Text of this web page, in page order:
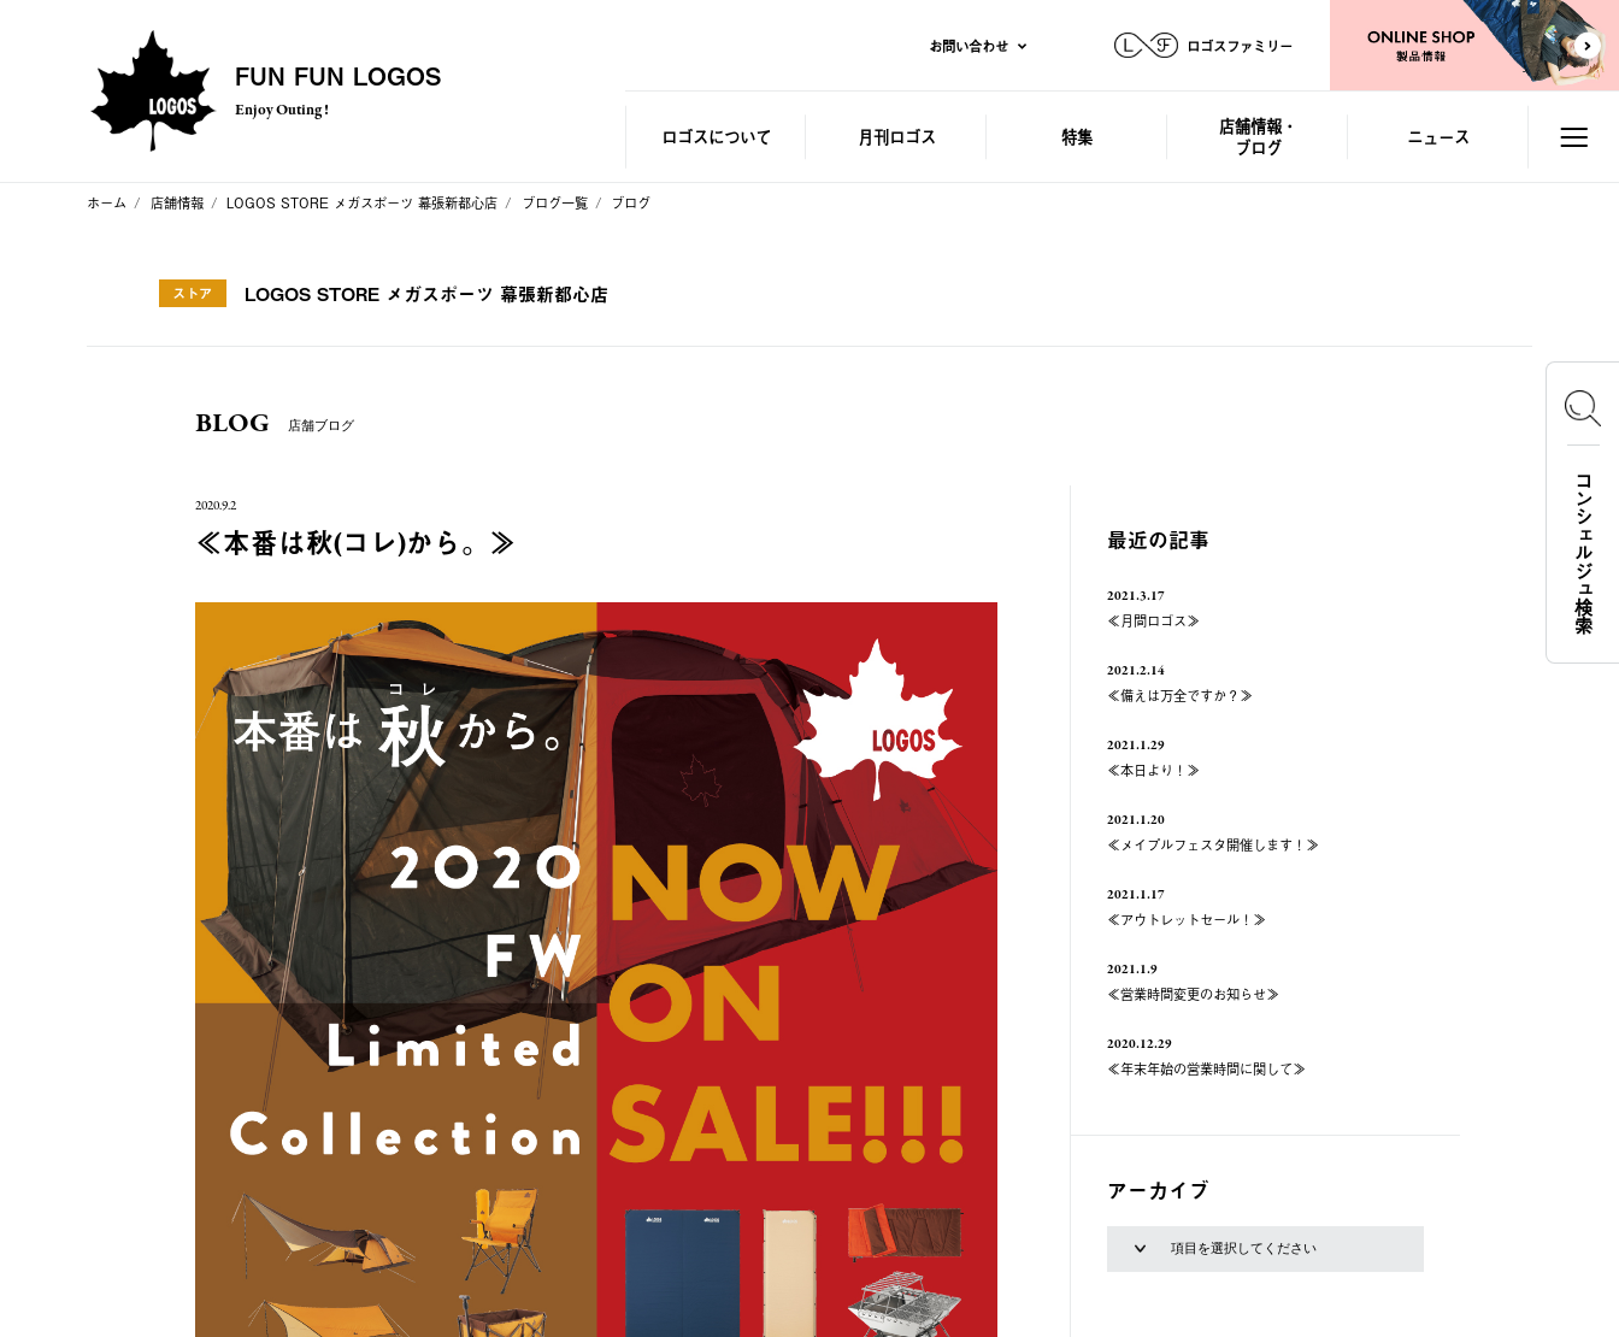
FUN FUN LOGOS
Enjoy Outing !
お問い合わせ ロゴスファミリー
ロゴスについて 月刊ロゴス 特集
店舗情報・
ブログ
ニュース
ホーム 店舗情報 LOGOS STORE メガスポーツ 幕張新都心店 ブログ一覧 ブログ
ストア LOGOS STORE メガスポーツ 幕張新都心店
BLOG 店舗ブログ
2020.9.2
≪本番は秋(コレ)から。≫ 最近の記事
2021.3.17
≪月間ロゴス≫
2021.2.14
≪備えは万全ですか？≫
2021.1.29
≪本日より！≫
2021.1.20
≪メイプルフェスタ開催します！≫
2021.1.17
≪アウトレットセール！≫
2021.1.9
≪営業時間変更のお知らせ≫
2020.12.29
≪年末年始の営業時間に関して≫
アーカイブ
コンシェルジュ検索